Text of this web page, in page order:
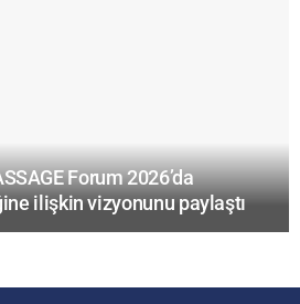
Forum 2026’da
ilişkin vizyonunu paylaştı